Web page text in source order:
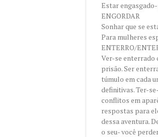
Estar
ENGORDAR
Sonhar que se
Para mulheres
ENTERRO/
Ver-se enterrado
prisão. Ser
túmulo em cada
definitivas. Ter-
conflitos em
respostas para
dessa aventura.
o seu- você